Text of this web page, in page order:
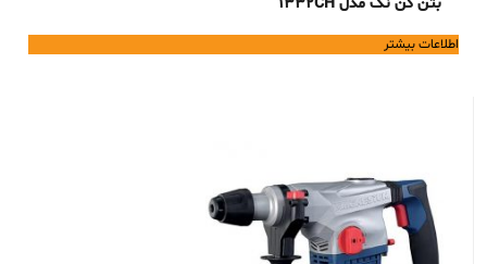
اطلاعات بیشتر